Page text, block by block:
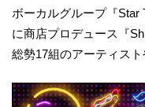
ボーカルグループ『Star
に商店プロデュース『
総勢17組のアーティス